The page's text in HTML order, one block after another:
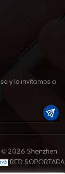
y lo invitamos a
2026 Shenzhen
RED SOPORTADA